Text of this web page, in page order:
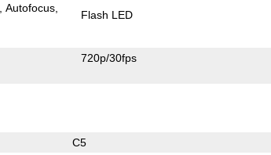
Autofocus
Flash LED
720p/30fps
C5